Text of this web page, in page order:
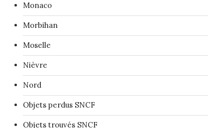
Monaco
Morbihan
Moselle
Nièvre
Nord
Objets perdus SNCF
Objets trouvés SNCF